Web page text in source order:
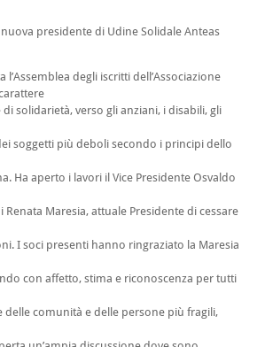
presidente di Udine Solidale Anteas
degli iscritti dell’Associazione
di solidarietà, verso gli anziani, i disabili, gli
soggetti più deboli secondo i principi dello
Ha aperto i lavori il Vice Presidente Osvaldo
Maresia, attuale Presidente di cessare
I soci presenti hanno ringraziato la Maresia
con affetto, stima e riconoscenza per tutti
delle comunità e delle persone più fragili,